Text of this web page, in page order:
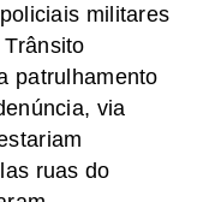
militares
patrulhamento
via
ruas do